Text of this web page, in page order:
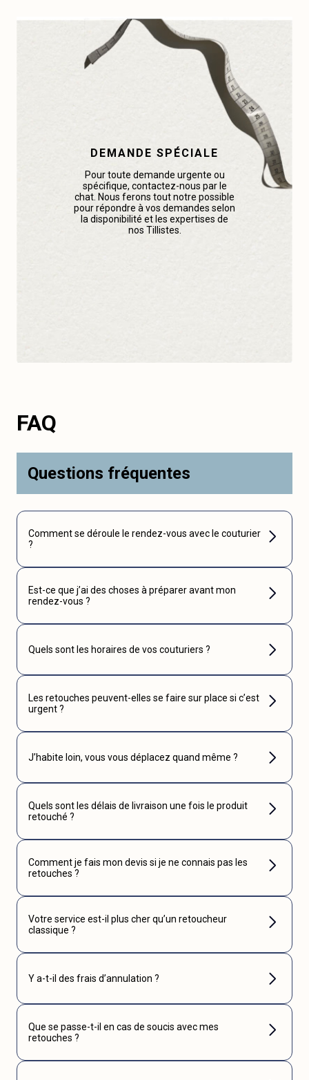
DEMANDE SPÉCIALE
Pour toute demande urgente ou
spécifique, contactez-nous par le
chat. Nous ferons tout notre possible
pour répondre à vos demandes selon
la disponibilité et les expertises de
nos Tillistes.
FAQ
Questions fréquentes
Comment se déroule le rendez-vous avec le couturier
?
Est-ce que j’ai des choses à préparer avant mon
rendez-vous ?
Quels sont les horaires de vos couturiers ?
Les retouches peuvent-elles se faire sur place si c’est
urgent ?
J’habite loin, vous vous déplacez quand même ?
Quels sont les délais de livraison une fois le produit
retouché ?
Comment je fais mon devis si je ne connais pas les
retouches ?
Votre service est-il plus cher qu’un retoucheur
classique ?
Y a-t-il des frais d’annulation ?
Que se passe-t-il en cas de soucis avec mes
retouches ?